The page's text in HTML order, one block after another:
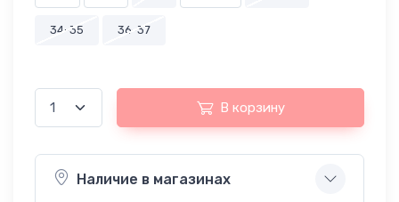
34-35 36-37
В корзину
Наличие в магазинах